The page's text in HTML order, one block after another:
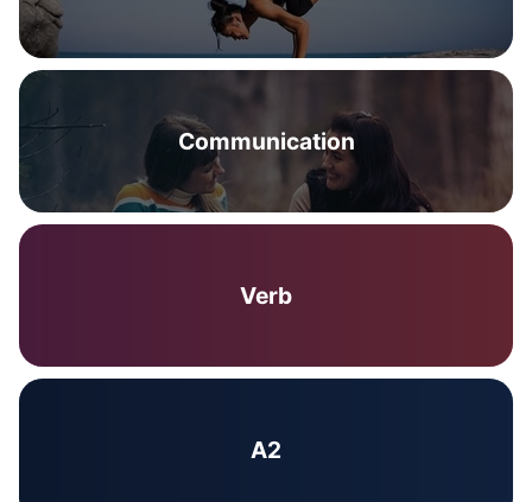
Communication
Verb
A2